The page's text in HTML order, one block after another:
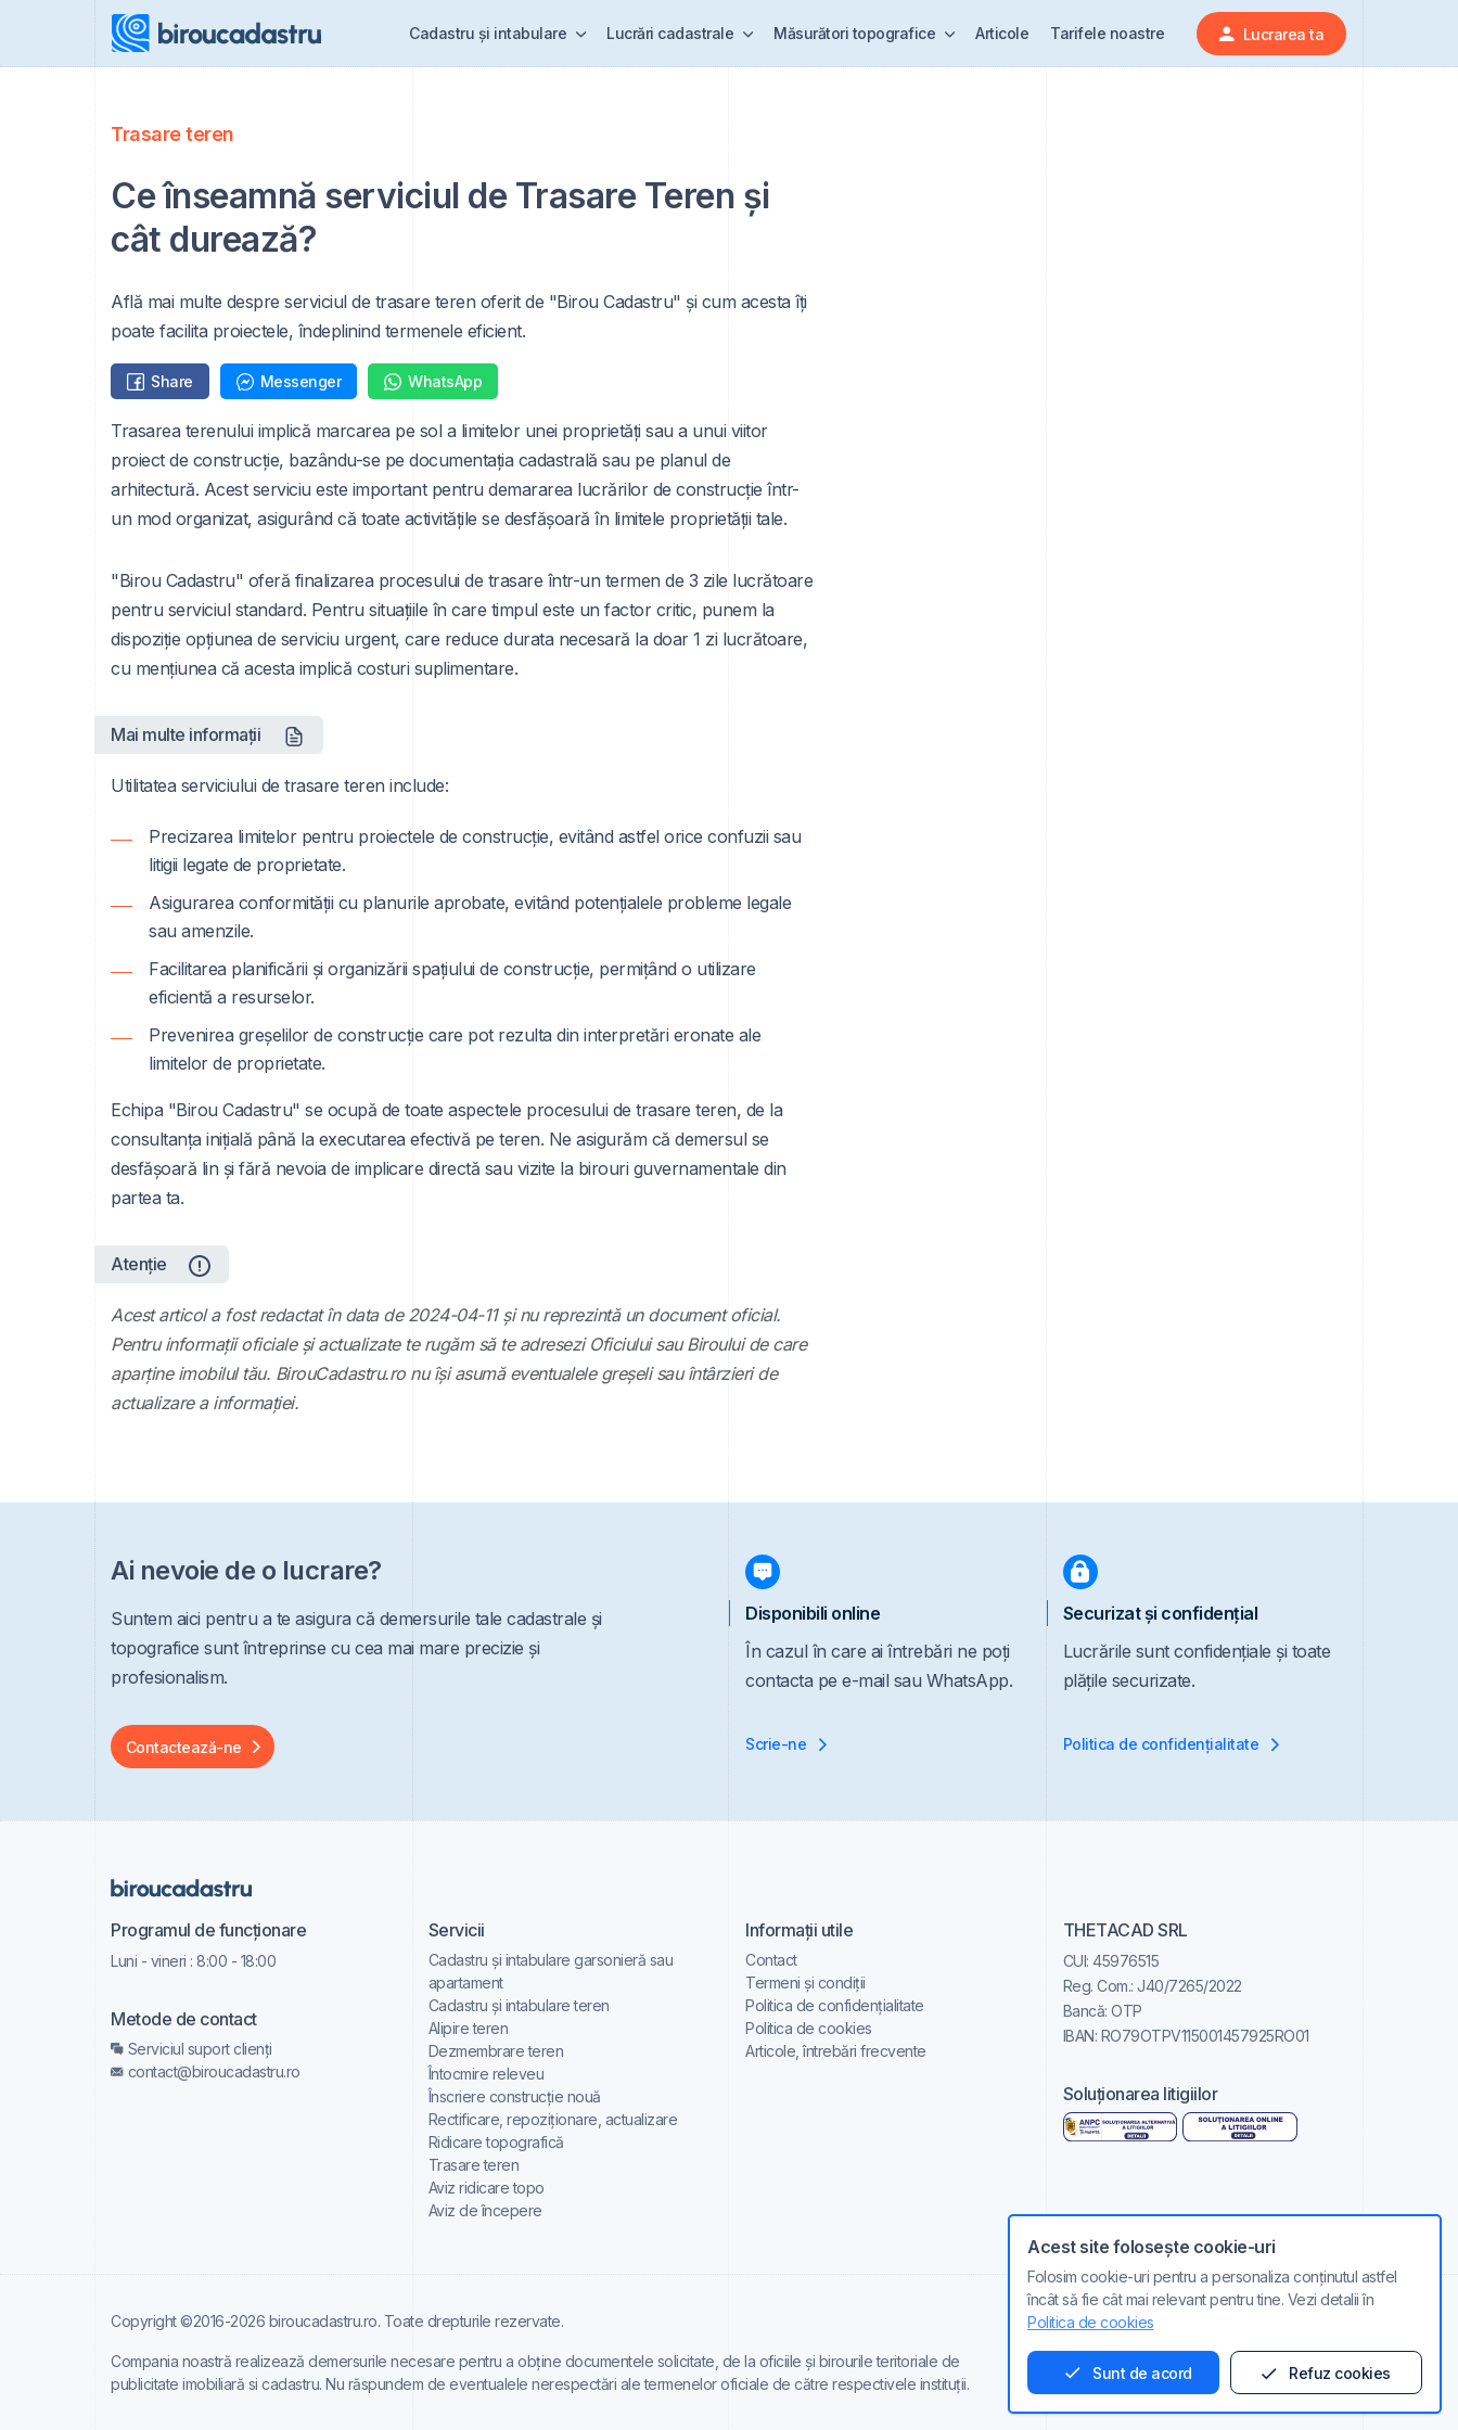
Cadastru și intabulare Lucrări cadastrale Măsurători topografice Articole Tarifele noastre Lucrarea ta
Trasare teren
Ce înseamnă serviciul de Trasare Teren și
cât durează?
Află mai multe despre serviciul de trasare teren oferit de "Birou Cadastru" și cum acesta îți
poate facilita proiectele, îndeplinind termenele eficient.
Share Messenger WhatsApp
Trasarea terenului implică marcarea pe sol a limitelor unei proprietăți sau a unui viitor
proiect de construcție, bazându-se pe documentația cadastrală sau pe planul de
arhitectură. Acest serviciu este important pentru demararea lucrărilor de construcție într-
un mod organizat, asigurând că toate activitățile se desfășoară în limitele proprietății tale.
"Birou Cadastru" oferă finalizarea procesului de trasare într-un termen de 3 zile lucrătoare
pentru serviciul standard. Pentru situațiile în care timpul este un factor critic, punem la
dispoziție opțiunea de serviciu urgent, care reduce durata necesară la doar 1 zi lucrătoare,
cu mențiunea că acesta implică costuri suplimentare.
Mai multe informații
Utilitatea serviciului de trasare teren include:
Precizarea limitelor pentru proiectele de construcție, evitând astfel orice confuzii sau
litigii legate de proprietate.
Asigurarea conformității cu planurile aprobate, evitând potențialele probleme legale
sau amenzile.
Facilitarea planificării și organizării spațiului de construcție, permițând o utilizare
eficientă a resurselor.
Prevenirea greșelilor de construcție care pot rezulta din interpretări eronate ale
limitelor de proprietate.
Echipa "Birou Cadastru" se ocupă de toate aspectele procesului de trasare teren, de la
consultanța inițială până la executarea efectivă pe teren. Ne asigurăm că demersul se
desfășoară lin și fără nevoia de implicare directă sau vizite la birouri guvernamentale din
partea ta.
Atenție
Acest articol a fost redactat în data de 2024-04-11 și nu reprezintă un document oficial.
Pentru informații oficiale și actualizate te rugăm să te adresezi Oficiului sau Biroului de care
aparține imobilul tău. BirouCadastru.ro nu își asumă eventualele greșeli sau întârzieri de
actualizare a informației.
Ai nevoie de o lucrare?
Suntem aici pentru a te asigura că demersurile tale cadastrale și
topografice sunt întreprinse cu cea mai mare precizie și
profesionalism.
Contactează-ne
Disponibili online
În cazul în care ai întrebări ne poți
contacta pe e-mail sau WhatsApp.
Scrie-ne
Securizat și confidențial
Lucrările sunt confidențiale și toate
plățile securizate.
Politica de confidențialitate
Programul de funcționare
Luni - vineri : 8:00 - 18:00
Metode de contact
Serviciul suport clienți
contact@biroucadastru.ro
Servicii
Cadastru și intabulare garsonieră sau
apartament
Cadastru și intabulare teren
Alipire teren
Dezmembrare teren
Întocmire releveu
Înscriere construcție nouă
Rectificare, repoziționare, actualizare
Ridicare topografică
Trasare teren
Aviz ridicare topo
Aviz de începere
Informații utile
Contact
Termeni și condiții
Politica de confidențialitate
Politica de cookies
Articole, întrebări frecvente
THETACAD SRL
CUI: 45976515
Reg. Com.: J40/7265/2022
Bancă: OTP
IBAN: RO79OTPV115001457925RO01
Soluționarea litigiilor
Copyright ©2016-2026 biroucadastru.ro. Toate drepturile rezervate.
Compania noastră realizează demersurile necesare pentru a obține documentele solicitate, de la oficiile și birourile teritoriale de
publicitate imobiliară si cadastru. Nu răspundem de eventualele nerespectări ale termenelor oficiale de către respectivele instituții.
Ai nevoie de ajutor?
Acest site folosește cookie-uri
Folosim cookie-uri pentru a personaliza conținutul astfel
încât să fie cât mai relevant pentru tine. Vezi detalii în
Politica de cookies
Sunt de acord Refuz cookies